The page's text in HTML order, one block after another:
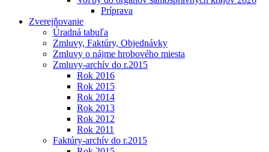
Príprava
Zverejňovanie
Úradná tabuľa
Zmluvy, Faktúry, Objednávky
Zmluvy o nájme hrobového miesta
Zmluvy-archív do r.2015
Rok 2016
Rok 2015
Rok 2014
Rok 2013
Rok 2012
Rok 2011
Faktúry-archív do r.2015